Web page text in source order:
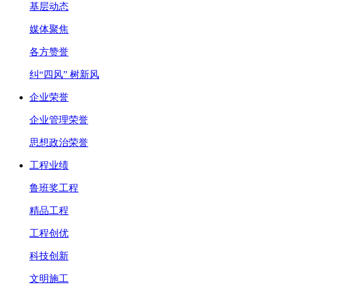
基层动态
媒体聚焦
各方赞誉
纠“四风” 树新风
企业荣誉
企业管理荣誉
思想政治荣誉
工程业绩
鲁班奖工程
精品工程
工程创优
科技创新
文明施工